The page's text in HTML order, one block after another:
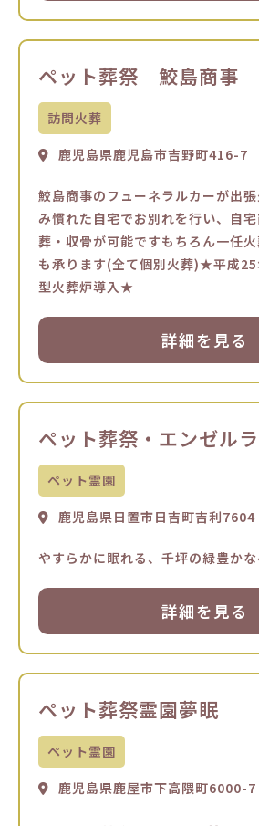
ペット葬祭 鮫島商事
訪問火葬
鹿児島県鹿児島市吉野町416-7
鮫島商事のフューネラルカーが出
み慣れた自宅でお別れを行い、自
葬・収骨が可能ですもちろん一任
も承ります(全て個別火葬)★平成
型火葬炉導入★
詳細を見る
ペット葬祭・エンゼル
ペット霊園
鹿児島県日置市日吉町吉利7604
やすらかに眠れる、千坪の緑豊か
詳細を見る
ペット葬祭霊園夢眠
ペット霊園
鹿児島県鹿屋市下高隈町6000-7